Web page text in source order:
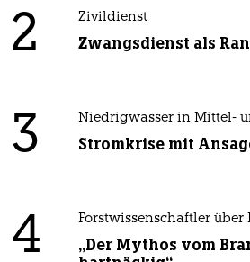
2 Zivildienst
Zwangsdienst als
3 Niedrigwasser in Mittel-
Stromkrise mit
4 Forstwissenschaftler über
„Der Mythos vom